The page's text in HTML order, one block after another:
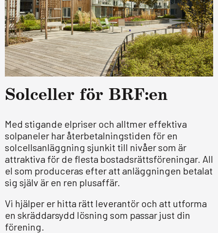
Sol­cel­ler för BRF:en
Med stigande elpriser och alltmer effektiva
solpaneler har återbetalningstiden för en
solcellsanläggning sjunkit till nivåer som är
attraktiva för de flesta bostadsrättsföreningar. All
el som produceras efter att anläggningen betalat
sig själv är en ren plusaffär.
Vi hjälper er hitta rätt leverantör och att utforma
en skräddarsydd lösning som passar just din
förening.